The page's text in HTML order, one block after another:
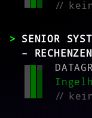
//
SENIOR
–
//